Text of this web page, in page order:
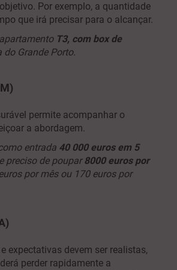
Por exemplo, a quantidade
que irá precisar para o alcançar.
T3, com box de
do Grande Porto.
permite acompanhar o
a abordagem.
entrada 40 000 euros em 5
preciso de poupar8000 euros por
por mês ou 170 euros por
expectativas devem ser realistas,
perder rapidamente a